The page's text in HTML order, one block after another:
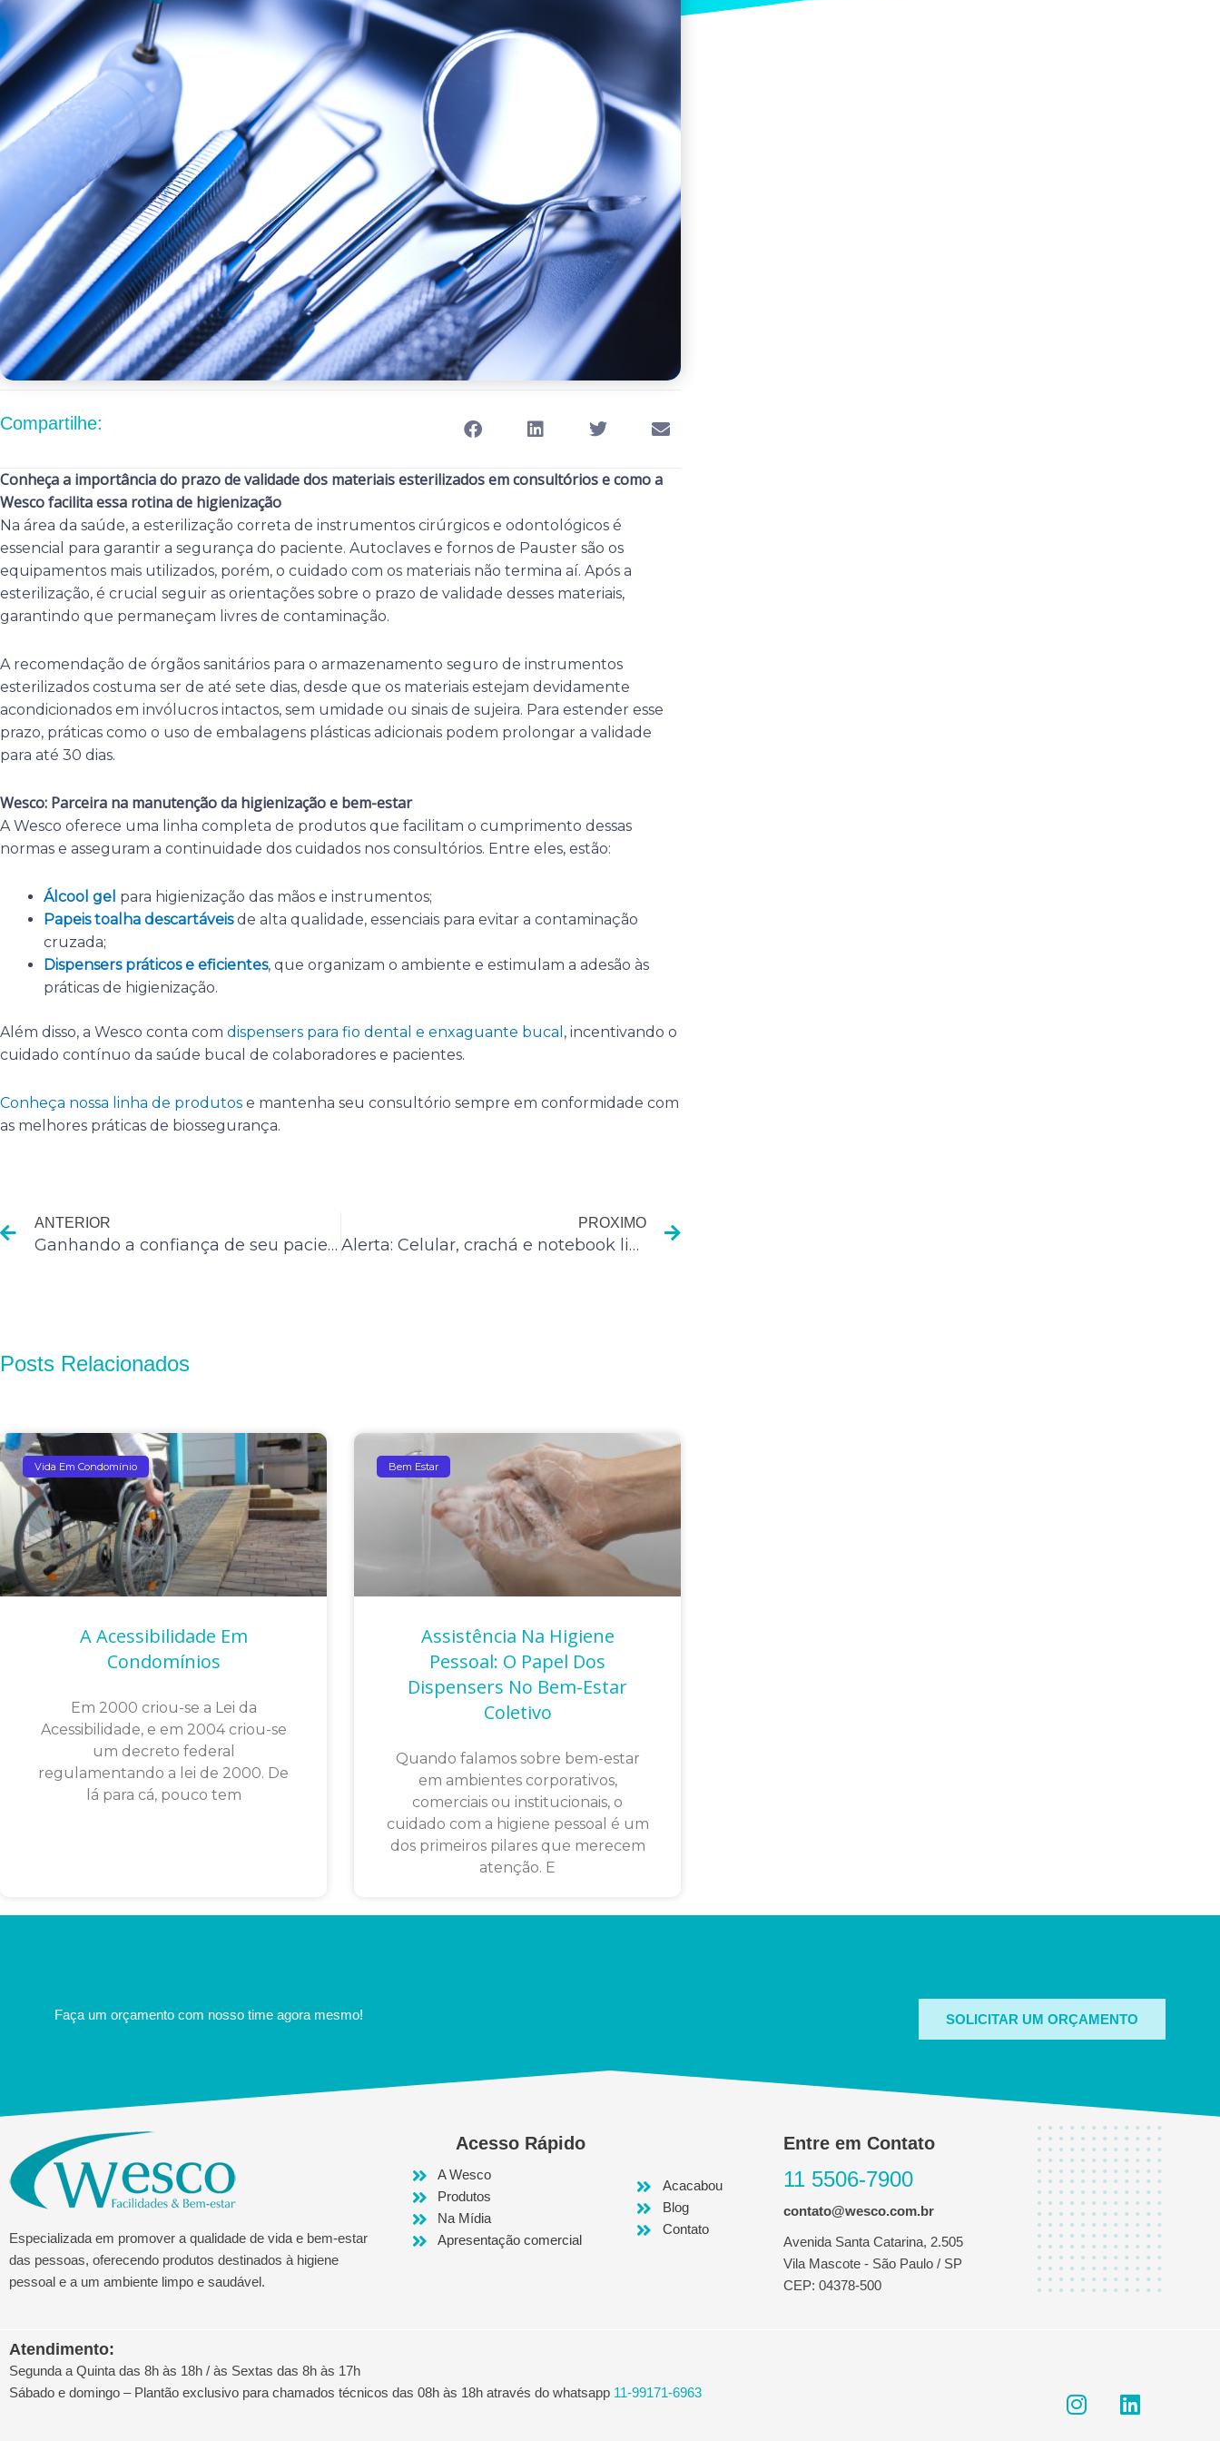
Compartilhe:
Conheça a importância do prazo de validade dos materiais esterilizados em consultórios e como a
Wesco facilita essa rotina de higienização
Na área da saúde, a esterilização correta de instrumentos cirúrgicos e odontológicos é
essencial para garantir a segurança do paciente. Autoclaves e fornos de Pauster são os
equipamentos mais utilizados, porém, o cuidado com os materiais não termina aí. Após a
esterilização, é crucial seguir as orientações sobre o prazo de validade desses materiais,
garantindo que permaneçam livres de contaminação.
A recomendação de órgãos sanitários para o armazenamento seguro de instrumentos
esterilizados costuma ser de até sete dias, desde que os materiais estejam devidamente
acondicionados em invólucros intactos, sem umidade ou sinais de sujeira. Para estender esse
prazo, práticas como o uso de embalagens plásticas adicionais podem prolongar a validade
para até 30 dias.
Wesco: Parceira na manutenção da higienização e bem-estar
A Wesco oferece uma linha completa de produtos que facilitam o cumprimento dessas
normas e asseguram a continuidade dos cuidados nos consultórios. Entre eles, estão:
Álcool gel para higienização das mãos e instrumentos;
Papeis toalha descartáveisde alta qualidade, essenciais para evitar a contaminação
cruzada;
Dispensers práticos e eficientes, que organizam o ambiente e estimulam a adesão às
práticas de higienização.
Além disso, a Wesco conta com dispensers para fio dental e enxaguante bucal , incentivando o
cuidado contínuo da saúde bucal de colaboradores e pacientes.
Conheça nossa linha de produtos e mantenha seu consultório sempre em conformidade com
as melhores práticas de biossegurança.
ANTERIOR
Ganhando a confiança de seu paciente
PROXIMO
Alerta: Celular, crachá e notebook lideram ranking de contaminação por bactérias
Posts Relacionados
Vida Em Condomínio
A Acessibilidade Em
Condomínios
Em 2000 criou-se a Lei da
Acessibilidade, e em 2004 criou-se
um decreto federal
regulamentando a lei de 2000. De
lá para cá, pouco tem
Bem Estar
Assistência Na Higiene
Pessoal: O Papel Dos
Dispensers No Bem-Estar
Coletivo
Quando falamos sobre bem-estar
em ambientes corporativos,
comerciais ou institucionais, o
cuidado com a higiene pessoal é um
dos primeiros pilares que merecem
atenção. E
Faça um orçamento com nosso time agora mesmo! SOLICITAR UM ORÇAMENTO
Especializada em promover a qualidade de vida e bem-estar
das pessoas, oferecendo produtos destinados à higiene
pessoal e a um ambiente limpo e saudável.
Acesso Rápido
A Wesco
Produtos
Na Mídia
Apresentação comercial
Acacabou
Blog
Contato
Entre em Contato
11 5506-7900
contato@wesco.com.br
Avenida Santa Catarina, 2.505
Vila Mascote - São Paulo / SP
CEP: 04378-500
Atendimento:
Segunda a Quinta das 8h às 18h / às Sextas das 8h às 17h
Sábado e domingo – Plantão exclusivo para chamados técnicos das 08h às 18h através do whatsapp 11-99171-6963 I
n
L
i